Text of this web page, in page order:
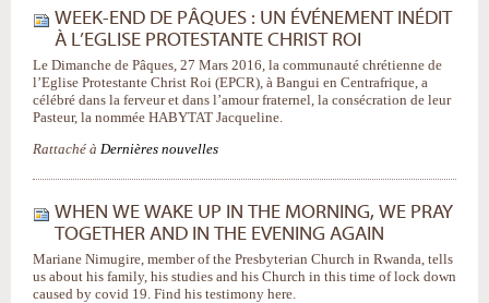
WEEK-END DE PÂQUES : UN ÉVÉNEMENT INÉDIT
À L’EGLISE PROTESTANTE CHRIST ROI
Le Dimanche de Pâques, 27 Mars 2016, la communauté chrétienne de
l’Eglise Protestante Christ Roi (EPCR), à Bangui en Centrafrique, a
célébré dans la ferveur et dans l’amour fraternel, la consécration de leur
Pasteur, la nommée HABYTAT Jacqueline.
Rattaché à Dernières nouvelles
WHEN WE WAKE UP IN THE MORNING, WE PRAY
TOGETHER AND IN THE EVENING AGAIN
Mariane Nimugire, member of the Presbyterian Church in Rwanda, tells
us about his family, his studies and his Church in this time of lock down
caused by covid 19. Find his testimony here.